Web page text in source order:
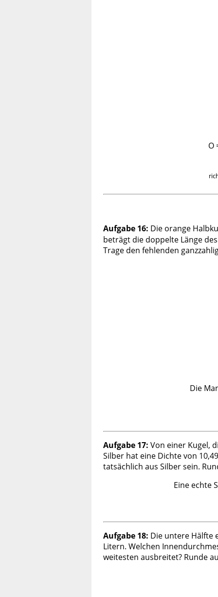
O
Aufgabe 16: Die orange
beträgt die doppelte Länge
Trage den fehlenden
Die
Aufgabe 17: Von einer Kugel,
Silber hat eine Dichte von
tatsächlich aus Silber sein.
Eine echte
Aufgabe 18: Die untere Hälfte
Litern. Welchen
weitesten ausbreitet? Runde